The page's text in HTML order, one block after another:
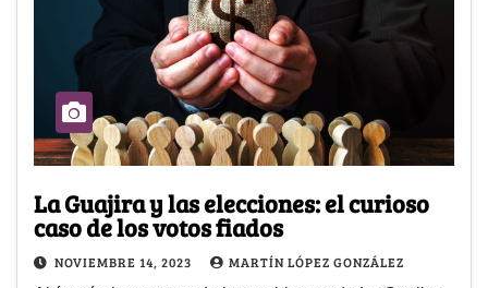
La Guajira y las elecciones: el curioso
caso de los votos fiados
NOVIEMBRE 14, 2023 MARTÍN LÓPEZ GONZÁLEZ